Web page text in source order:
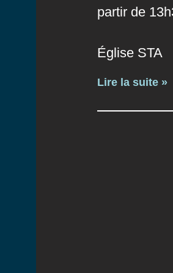
partir de
Église STA
Lire la suite »